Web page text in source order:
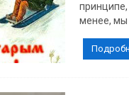
менее, мы